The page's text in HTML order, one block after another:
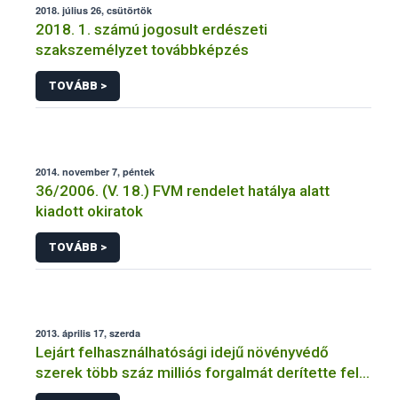
2018. július 26, csütörtök
2018. 1. számú jogosult erdészeti
szakszemélyzet továbbképzés
TOVÁBB >
2014. november 7, péntek
36/2006. (V. 18.) FVM rendelet hatálya alatt
kiadott okiratok
TOVÁBB >
2013. április 17, szerda
Lejárt felhasználhatósági idejű növényvédő
szerek több száz milliós forgalmát derítette fel a
NÉBIH